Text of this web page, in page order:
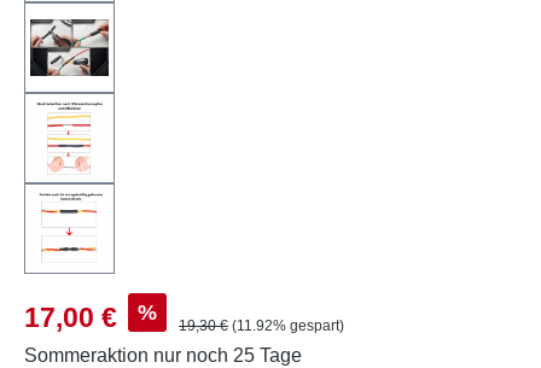
Verkaufspreis:
17,00 € % Regulärer Preis:
19,30 € (11.92% gespart)
Sommeraktion nur noch 25 Tage